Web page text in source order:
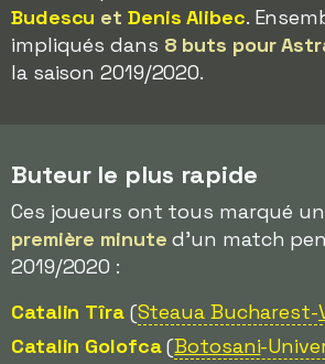
Budescu et Denis Alibec.
impliqués dans 8 buts pour
la saison 2019/2020.
Buteur le plus rapide
Ces joueurs ont tous marqué
première minute d'un match
2019/2020 :
Catalin Tîra(Steaua Bucharest-
Catalin Golofca(Botosani-